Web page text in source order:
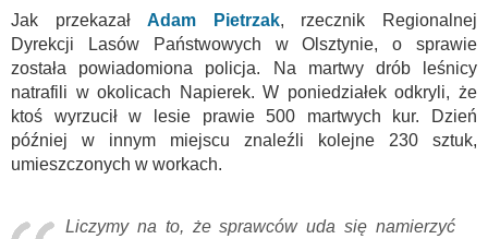
Jak przekazałAdam Pietrzak, rzecznik Regionalnej
Dyrekcji Lasów Państwowych w Olsztynie, o sprawie
została powiadomiona policja. Na martwy drób leśnicy
natrafili w okolicach Napierek. W poniedziałek odkryli, że
ktoś wyrzucił w lesie prawie 500 martwych kur. Dzień
później w innym miejscu znaleźli kolejne 230 sztuk,
umieszczonych w workach.
Liczymy na to, że sprawców uda się namierzyć